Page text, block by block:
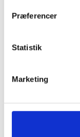
Præferencer
Statistik
Marketing